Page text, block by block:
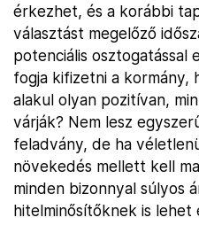
érkezhet, és a korábbi
választást megelőző
potenciális osztogatással
fogja kifizetni a kormány,
alakul olyan pozitívan,
várják? Nem lesz
feladvány, de ha
növekedés mellett kell
minden bizonnyal súlyos
hitelminősítőknek is lehet